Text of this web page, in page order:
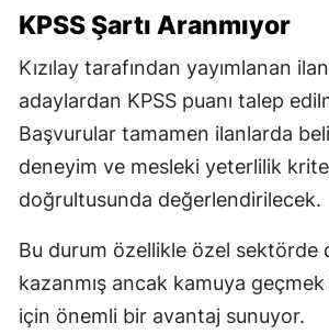
KPSS Şartı Aranmıyor
Kızılay tarafından yayımlanan
adaylardan KPSS puanı talep
Başvurular tamamen ilanlarda
deneyim ve mesleki yeterlilik
doğrultusunda değerlendirilecek.
Bu durum özellikle özel sektörde
kazanmış ancak kamuya
için önemli bir avantaj sunuyor.